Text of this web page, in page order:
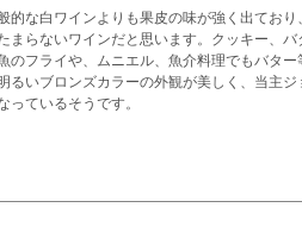
的な白ワインよりも果皮の味が強く出てお
まらないワインだと思います。クッキー、
のフライや、ムニエル、魚介料理でもバター
いブロンズカラーの外観が美しく、当主
っているそうです。